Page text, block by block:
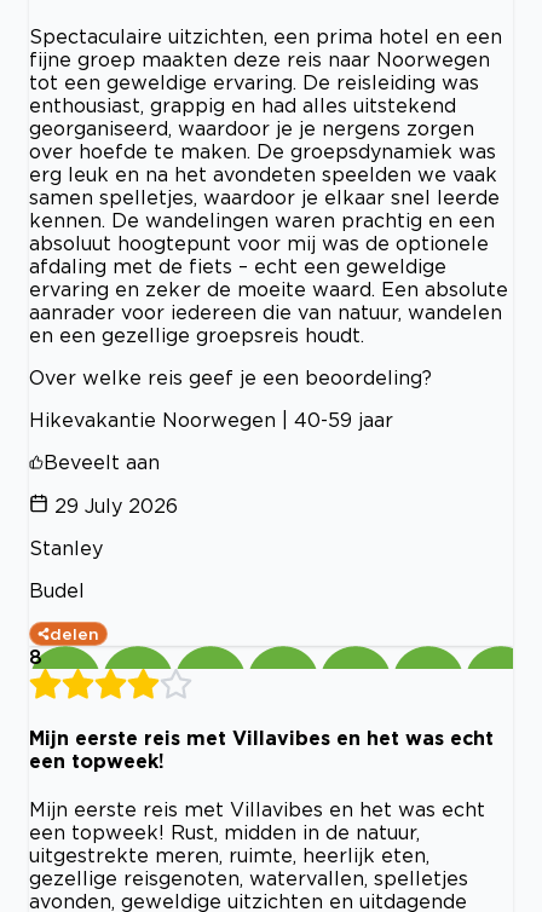
Spectaculaire uitzichten, een prima hotel en een
fijne groep maakten deze reis naar Noorwegen
tot een geweldige ervaring. De reisleiding was
enthousiast, grappig en had alles uitstekend
georganiseerd, waardoor je je nergens zorgen
over hoefde te maken. De groepsdynamiek was
erg leuk en na het avondeten speelden we vaak
samen spelletjes, waardoor je elkaar snel leerde
kennen. De wandelingen waren prachtig en een
absoluut hoogtepunt voor mij was de optionele
afdaling met de fiets – echt een geweldige
ervaring en zeker de moeite waard. Een absolute
aanrader voor iedereen die van natuur, wandelen
en een gezellige groepsreis houdt.
Over welke reis geef je een beoordeling?
Hikevakantie Noorwegen | 40-59 jaar
Beveelt aan
29 July 2026
Stanley
Budel
delen
8
Mijn eerste reis met Villavibes en het was echt
een topweek!
Mijn eerste reis met Villavibes en het was echt
een topweek! Rust, midden in de natuur,
uitgestrekte meren, ruimte, heerlijk eten,
gezellige reisgenoten, watervallen, spelletjes
avonden, geweldige uitzichten en uitdagende